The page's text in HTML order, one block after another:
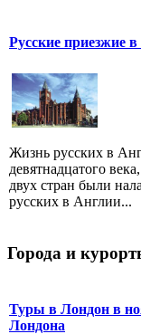
Русские приезжие
Жизнь русских в
девятнадцатого
двух стран были
русских в Англии...
Города и
Туры в Лондон в
Лондона